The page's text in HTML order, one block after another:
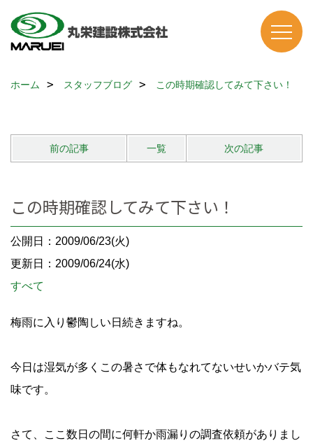
ホーム スタッフブログ この時期確認してみて下さい！
前の記事 一覧 次の記事
この時期確認してみて下さい！
公開日：2009/06/23(火)
更新日：2009/06/24(水)
すべて
梅雨に入り鬱陶しい日続きますね。
今日は湿気が多くこの暑さで体もなれてないせいかバテ気
味です。
さて、ここ数日の間に何軒か雨漏りの調査依頼がありまし